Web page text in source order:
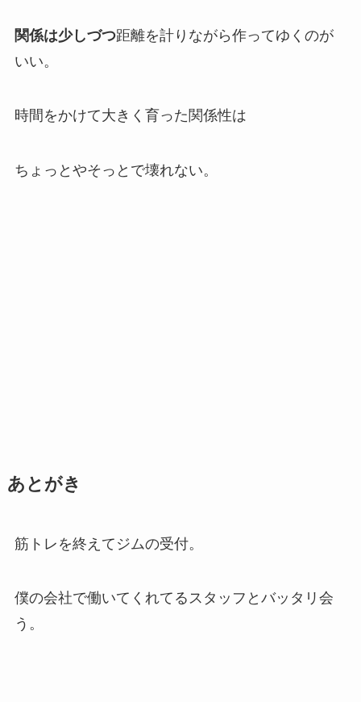
関係は少しづつ距離を計りながら作ってゆくのが
いい。
時間をかけて大きく育った関係性は
ちょっとやそっとで壊れない。
あとがき
筋トレを終えてジムの受付。
僕の会社で働いてくれてるスタッフとバッタリ会
う。